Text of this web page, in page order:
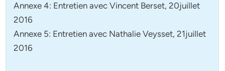
Annexe 4: Entretien avec Vincent Berset, 20juillet
2016
Annexe 5: Entretien avec Nathalie Veysset, 21juillet
2016